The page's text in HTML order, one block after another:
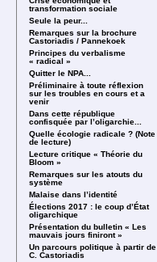
transformation sociale
Seule la peur...
Remarques sur la brochure
Castoriadis / Pannekoek
Principes du verbalisme
« radical »
Quitter le NPA...
Préliminaire à toute réflexion
sur les troubles en cours et a
venir
Dans cette république
confisquée par l’oligarchie...
Quelle écologie radicale ? (Note
de lecture)
Lecture critique « Théorie du
Bloom »
Remarques sur les atouts du
système
Malaise dans l’identité
Élections 2017 : le coup d’État
oligarchique
Présentation du bulletin « Les
mauvais jours finiront »
Un parcours politique à partir de
C. Castoriadis